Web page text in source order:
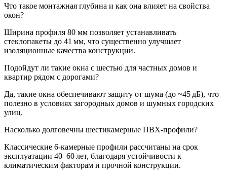
Что такое монтажная глубина и как она влияет на свойства
окон?
Ширина профиля 80 мм позволяет устанавливать
стеклопакеты до 41 мм, что существенно улучшает
изоляционные качества конструкции.
Подойдут ли такие окна с шестью для частных домов и
квартир рядом с дорогами?
Да, такие окна обеспечивают защиту от шума (до ~45 дБ), что
полезно в условиях загородных домов и шумных городских
улиц.
Насколько долговечны шестикамерные ПВХ-профили?
Классические 6‑камерные профили рассчитаны на срок
эксплуатации 40–60 лет, благодаря устойчивости к
климатическим факторам и прочной конструкции.